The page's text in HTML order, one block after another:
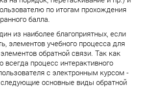
по итогам прохождения
балла.
из наиболее благоприятных, если
элементов учебного процесса для
обратной связи. Так как
всегда процесс интерактивного
с электронным курсом -
основные виды обратной